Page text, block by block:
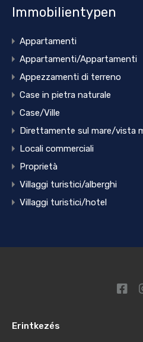
Immobilientypen
Appartamenti
Appartamenti/Appartamenti
Appezzamenti di terreno
Case in pietra naturale
Case/Ville
Direttamente sul mare/vista
Locali commerciali
Proprietà
Villaggi turistici/alberghi
Villaggi turistici/hotel
Erintkezés